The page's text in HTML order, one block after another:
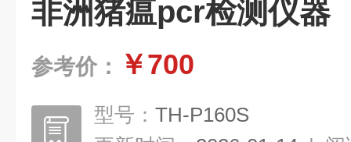
非洲猪瘟pcr检测仪器
参考价： ￥700
型号： TH-P160S